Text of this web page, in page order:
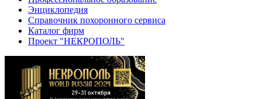
Энциклопедия
Справочник похоронного сервиса
Каталог фирм
Проект "НЕКРОПОЛЬ"